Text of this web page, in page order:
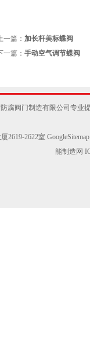
一篇： 加长杆美标蝶阀
一篇： 手动空气调节蝶阀
腐阀门制造有限公司专业
2619-2622室 GoogleSitemap
能制造网